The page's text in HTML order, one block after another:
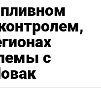
с